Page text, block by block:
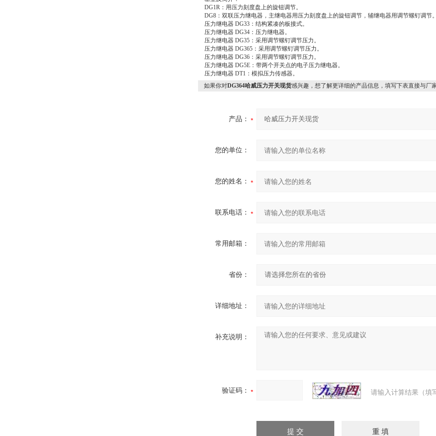
DG1R：用压力刻度盘上的旋钮调节。
DG8：双联压力继电器，主继电器用压力刻度盘上的旋钮调节，辅继电器用调节螺钉调节。
压力继电器 DG33：结构紧凑的板接式。
压力继电器 DG34：压力继电器。
压力继电器 DG35：采用调节螺钉调节压力。
压力继电器 DG365：采用调节螺钉调节压力。
压力继电器 DG36：采用调节螺钉调节压力。
压力继电器 DG5E：带两个开关点的电子压力继电器。
压力继电器 DT1：模拟压力传感器。
如果你对DG364哈威压力开关现货感兴趣，想了解更详细的产品信息，填写下表直接与厂
产品：
您的单位：
您的姓名：
联系电话：
常用邮箱：
省份：
详细地址：
补充说明：
验证码： 请输入计算结果（填